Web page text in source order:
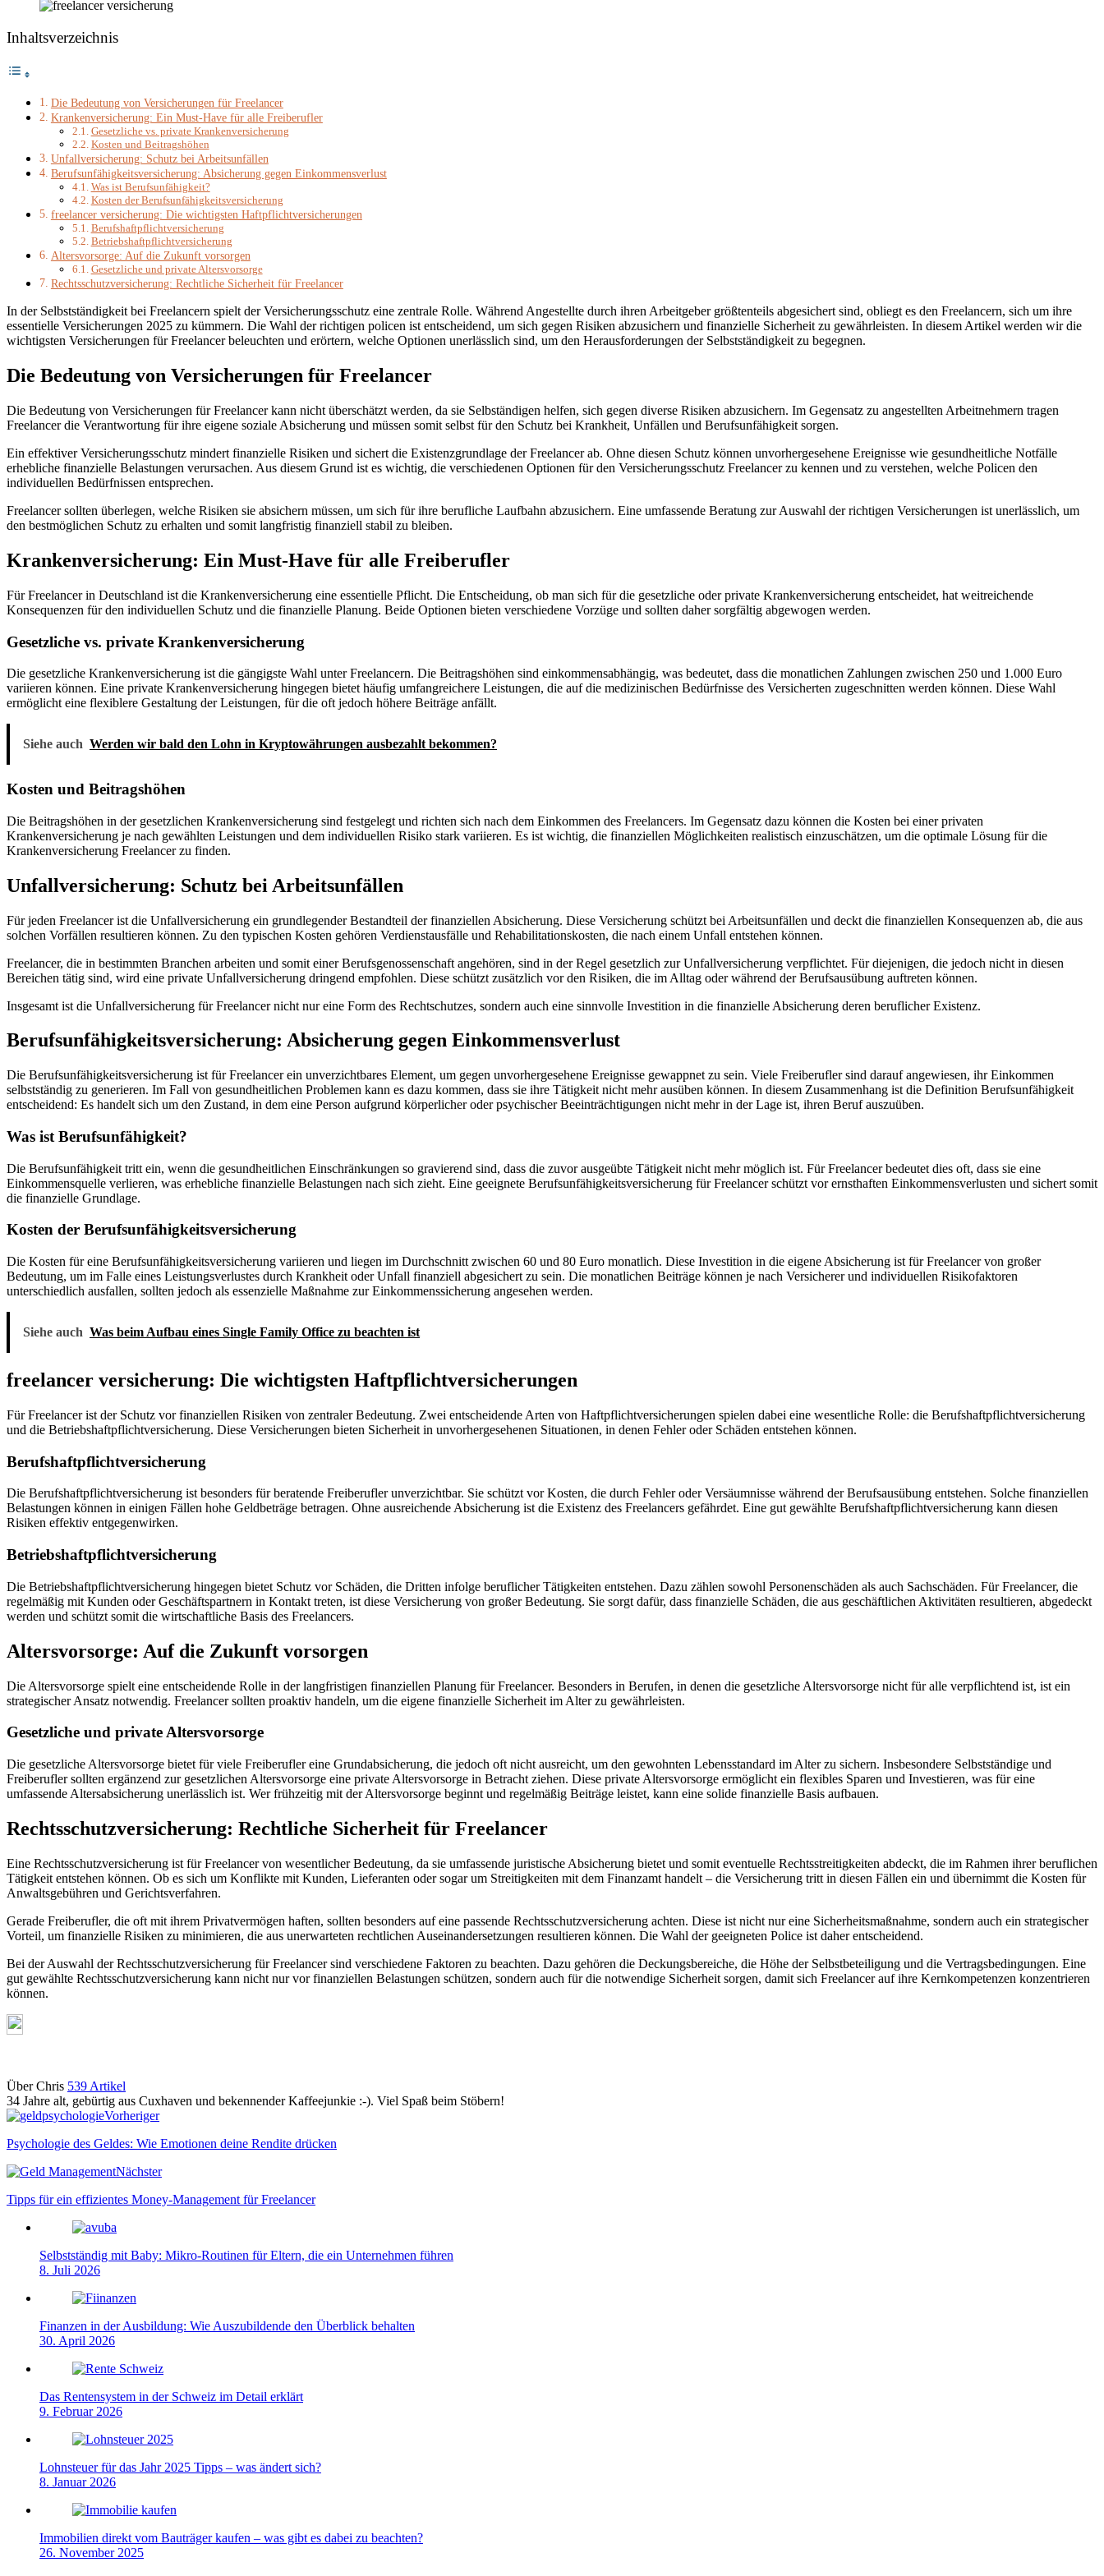
Inhaltsverzeichnis
Die Bedeutung von Versicherungen für Freelancer
Krankenversicherung: Ein Must-Have für alle Freiberufler
Gesetzliche vs. private Krankenversicherung
Kosten und Beitragshöhen
Unfallversicherung: Schutz bei Arbeitsunfällen
Berufsunfähigkeitsversicherung: Absicherung gegen Einkommensverlust
Was ist Berufsunfähigkeit?
Kosten der Berufsunfähigkeitsversicherung
freelancer versicherung: Die wichtigsten Haftpflichtversicherungen
Berufshaftpflichtversicherung
Betriebshaftpflichtversicherung
Altersvorsorge: Auf die Zukunft vorsorgen
Gesetzliche und private Altersvorsorge
Rechtsschutzversicherung: Rechtliche Sicherheit für Freelancer
In der Selbstständigkeit bei Freelancern spielt der Versicherungsschutz eine zentrale Rolle. Während Angestellte durch ihren Arbeitgeber größtenteils abgesichert sind, obliegt es den Freelancern, sich um ihre
essentielle Versicherungen 2025 zu kümmern. Die Wahl der richtigen policen ist entscheidend, um sich gegen Risiken abzusichern und finanzielle Sicherheit zu gewährleisten. In diesem Artikel werden wir die
wichtigsten Versicherungen für Freelancer beleuchten und erörtern, welche Optionen unerlässlich sind, um den Herausforderungen der Selbstständigkeit zu begegnen.
Die Bedeutung von Versicherungen für Freelancer
Die Bedeutung von Versicherungen für Freelancer kann nicht überschätzt werden, da sie Selbständigen helfen, sich gegen diverse Risiken abzusichern. Im Gegensatz zu angestellten Arbeitnehmern tragen
Freelancer die Verantwortung für ihre eigene soziale Absicherung und müssen somit selbst für den Schutz bei Krankheit, Unfällen und Berufsunfähigkeit sorgen.
Ein effektiver Versicherungsschutz mindert finanzielle Risiken und sichert die Existenzgrundlage der Freelancer ab. Ohne diesen Schutz können unvorhergesehene Ereignisse wie gesundheitliche Notfälle
erhebliche finanzielle Belastungen verursachen. Aus diesem Grund ist es wichtig, die verschiedenen Optionen für den Versicherungsschutz Freelancer zu kennen und zu verstehen, welche Policen den
individuellen Bedürfnissen entsprechen.
Freelancer sollten überlegen, welche Risiken sie absichern müssen, um sich für ihre berufliche Laufbahn abzusichern. Eine umfassende Beratung zur Auswahl der richtigen Versicherungen ist unerlässlich, um
den bestmöglichen Schutz zu erhalten und somit langfristig finanziell stabil zu bleiben.
Krankenversicherung: Ein Must-Have für alle Freiberufler
Für Freelancer in Deutschland ist die Krankenversicherung eine essentielle Pflicht. Die Entscheidung, ob man sich für die gesetzliche oder private Krankenversicherung entscheidet, hat weitreichende
Konsequenzen für den individuellen Schutz und die finanzielle Planung. Beide Optionen bieten verschiedene Vorzüge und sollten daher sorgfältig abgewogen werden.
Gesetzliche vs. private Krankenversicherung
Die gesetzliche Krankenversicherung ist die gängigste Wahl unter Freelancern. Die Beitragshöhen sind einkommensabhängig, was bedeutet, dass die monatlichen Zahlungen zwischen 250 und 1.000 Euro
variieren können. Eine private Krankenversicherung hingegen bietet häufig umfangreichere Leistungen, die auf die medizinischen Bedürfnisse des Versicherten zugeschnitten werden können. Diese Wahl
ermöglicht eine flexiblere Gestaltung der Leistungen, für die oft jedoch höhere Beiträge anfällt.
Siehe auch Werden wir bald den Lohn in Kryptowährungen ausbezahlt bekommen?
Kosten und Beitragshöhen
Die Beitragshöhen in der gesetzlichen Krankenversicherung sind festgelegt und richten sich nach dem Einkommen des Freelancers. Im Gegensatz dazu können die Kosten bei einer privaten
Krankenversicherung je nach gewählten Leistungen und dem individuellen Risiko stark variieren. Es ist wichtig, die finanziellen Möglichkeiten realistisch einzuschätzen, um die optimale Lösung für die
Krankenversicherung Freelancer zu finden.
Unfallversicherung: Schutz bei Arbeitsunfällen
Für jeden Freelancer ist die Unfallversicherung ein grundlegender Bestandteil der finanziellen Absicherung. Diese Versicherung schützt bei Arbeitsunfällen und deckt die finanziellen Konsequenzen ab, die aus
solchen Vorfällen resultieren können. Zu den typischen Kosten gehören Verdienstausfälle und Rehabilitationskosten, die nach einem Unfall entstehen können.
Freelancer, die in bestimmten Branchen arbeiten und somit einer Berufsgenossenschaft angehören, sind in der Regel gesetzlich zur Unfallversicherung verpflichtet. Für diejenigen, die jedoch nicht in diesen
Bereichen tätig sind, wird eine private Unfallversicherung dringend empfohlen. Diese schützt zusätzlich vor den Risiken, die im Alltag oder während der Berufsausübung auftreten können.
Insgesamt ist die Unfallversicherung für Freelancer nicht nur eine Form des Rechtschutzes, sondern auch eine sinnvolle Investition in die finanzielle Absicherung deren beruflicher Existenz.
Berufsunfähigkeitsversicherung: Absicherung gegen Einkommensverlust
Die Berufsunfähigkeitsversicherung ist für Freelancer ein unverzichtbares Element, um gegen unvorhergesehene Ereignisse gewappnet zu sein. Viele Freiberufler sind darauf angewiesen, ihr Einkommen
selbstständig zu generieren. Im Fall von gesundheitlichen Problemen kann es dazu kommen, dass sie ihre Tätigkeit nicht mehr ausüben können. In diesem Zusammenhang ist die Definition Berufsunfähigkeit
entscheidend: Es handelt sich um den Zustand, in dem eine Person aufgrund körperlicher oder psychischer Beeinträchtigungen nicht mehr in der Lage ist, ihren Beruf auszuüben.
Was ist Berufsunfähigkeit?
Die Berufsunfähigkeit tritt ein, wenn die gesundheitlichen Einschränkungen so gravierend sind, dass die zuvor ausgeübte Tätigkeit nicht mehr möglich ist. Für Freelancer bedeutet dies oft, dass sie eine
Einkommensquelle verlieren, was erhebliche finanzielle Belastungen nach sich zieht. Eine geeignete Berufsunfähigkeitsversicherung für Freelancer schützt vor ernsthaften Einkommensverlusten und sichert somit
die finanzielle Grundlage.
Kosten der Berufsunfähigkeitsversicherung
Die Kosten für eine Berufsunfähigkeitsversicherung variieren und liegen im Durchschnitt zwischen 60 und 80 Euro monatlich. Diese Investition in die eigene Absicherung ist für Freelancer von großer
Bedeutung, um im Falle eines Leistungsverlustes durch Krankheit oder Unfall finanziell abgesichert zu sein. Die monatlichen Beiträge können je nach Versicherer und individuellen Risikofaktoren
unterschiedlich ausfallen, sollten jedoch als essenzielle Maßnahme zur Einkommenssicherung angesehen werden.
Siehe auch Was beim Aufbau eines Single Family Office zu beachten ist
freelancer versicherung: Die wichtigsten Haftpflichtversicherungen
Für Freelancer ist der Schutz vor finanziellen Risiken von zentraler Bedeutung. Zwei entscheidende Arten von Haftpflichtversicherungen spielen dabei eine wesentliche Rolle: die Berufshaftpflichtversicherung
und die Betriebshaftpflichtversicherung. Diese Versicherungen bieten Sicherheit in unvorhergesehenen Situationen, in denen Fehler oder Schäden entstehen können.
Berufshaftpflichtversicherung
Die Berufshaftpflichtversicherung ist besonders für beratende Freiberufler unverzichtbar. Sie schützt vor Kosten, die durch Fehler oder Versäumnisse während der Berufsausübung entstehen. Solche finanziellen
Belastungen können in einigen Fällen hohe Geldbeträge betragen. Ohne ausreichende Absicherung ist die Existenz des Freelancers gefährdet. Eine gut gewählte Berufshaftpflichtversicherung kann diesen
Risiken effektiv entgegenwirken.
Betriebshaftpflichtversicherung
Die Betriebshaftpflichtversicherung hingegen bietet Schutz vor Schäden, die Dritten infolge beruflicher Tätigkeiten entstehen. Dazu zählen sowohl Personenschäden als auch Sachschäden. Für Freelancer, die
regelmäßig mit Kunden oder Geschäftspartnern in Kontakt treten, ist diese Versicherung von großer Bedeutung. Sie sorgt dafür, dass finanzielle Schäden, die aus geschäftlichen Aktivitäten resultieren, abgedeckt
werden und schützt somit die wirtschaftliche Basis des Freelancers.
Altersvorsorge: Auf die Zukunft vorsorgen
Die Altersvorsorge spielt eine entscheidende Rolle in der langfristigen finanziellen Planung für Freelancer. Besonders in Berufen, in denen die gesetzliche Altersvorsorge nicht für alle verpflichtend ist, ist ein
strategischer Ansatz notwendig. Freelancer sollten proaktiv handeln, um die eigene finanzielle Sicherheit im Alter zu gewährleisten.
Gesetzliche und private Altersvorsorge
Die gesetzliche Altersvorsorge bietet für viele Freiberufler eine Grundabsicherung, die jedoch oft nicht ausreicht, um den gewohnten Lebensstandard im Alter zu sichern. Insbesondere Selbstständige und
Freiberufler sollten ergänzend zur gesetzlichen Altersvorsorge eine private Altersvorsorge in Betracht ziehen. Diese private Altersvorsorge ermöglicht ein flexibles Sparen und Investieren, was für eine
umfassende Altersabsicherung unerlässlich ist. Wer frühzeitig mit der Altersvorsorge beginnt und regelmäßig Beiträge leistet, kann eine solide finanzielle Basis aufbauen.
Rechtsschutzversicherung: Rechtliche Sicherheit für Freelancer
Eine Rechtsschutzversicherung ist für Freelancer von wesentlicher Bedeutung, da sie umfassende juristische Absicherung bietet und somit eventuelle Rechtsstreitigkeiten abdeckt, die im Rahmen ihrer beruflichen
Tätigkeit entstehen können. Ob es sich um Konflikte mit Kunden, Lieferanten oder sogar um Streitigkeiten mit dem Finanzamt handelt – die Versicherung tritt in diesen Fällen ein und übernimmt die Kosten für
Anwaltsgebühren und Gerichtsverfahren.
Gerade Freiberufler, die oft mit ihrem Privatvermögen haften, sollten besonders auf eine passende Rechtsschutzversicherung achten. Diese ist nicht nur eine Sicherheitsmaßnahme, sondern auch ein strategischer
Vorteil, um finanzielle Risiken zu minimieren, die aus unerwarteten rechtlichen Auseinandersetzungen resultieren können. Die Wahl der geeigneten Police ist daher entscheidend.
Bei der Auswahl der Rechtsschutzversicherung für Freelancer sind verschiedene Faktoren zu beachten. Dazu gehören die Deckungsbereiche, die Höhe der Selbstbeteiligung und die Vertragsbedingungen. Eine
gut gewählte Rechtsschutzversicherung kann nicht nur vor finanziellen Belastungen schützen, sondern auch für die notwendige Sicherheit sorgen, damit sich Freelancer auf ihre Kernkompetenzen konzentrieren
können.
Über Chris 539 Artikel
34 Jahre alt, gebürtig aus Cuxhaven und bekennender Kaffeejunkie :-). Viel Spaß beim Stöbern!
Webseite
Vorheriger
Psychologie des Geldes: Wie Emotionen deine Rendite drücken
Nächster
Tipps für ein effizientes Money-Management für Freelancer
Selbstständig mit Baby: Mikro-Routinen für Eltern, die ein Unternehmen führen
8. Juli 2026
Finanzen in der Ausbildung: Wie Auszubildende den Überblick behalten
30. April 2026
Das Rentensystem in der Schweiz im Detail erklärt
9. Februar 2026
Lohnsteuer für das Jahr 2025 Tipps – was ändert sich?
8. Januar 2026
Immobilien direkt vom Bauträger kaufen – was gibt es dabei zu beachten?
26. November 2025